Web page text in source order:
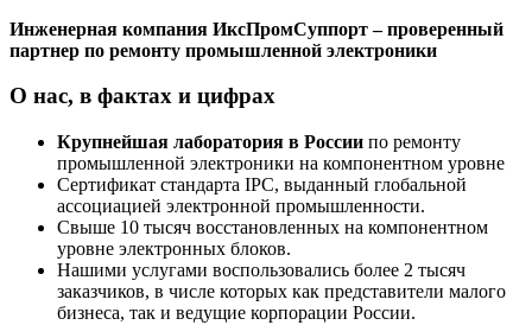
Инженерная компания ИксПромСуппорт – проверенный
партнер по ремонту промышленной электроники
О нас, в фактах и цифрах
Крупнейшая лаборатория в России по ремонту
промышленной электроники на компонентном уровне
Сертификат стандарта IPC, выданный глобальной
ассоциацией электронной промышленности.
Свыше 10 тысяч восстановленных на компонентном
уровне электронных блоков.
Нашими услугами воспользовались более 2 тысяч
заказчиков, в числе которых как представители малого
бизнеса, так и ведущие корпорации России.